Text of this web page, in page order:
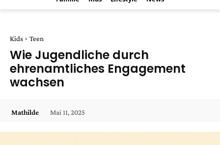
Kids Teen
Wie Jugendliche durch
ehrenamtliches Engagement
wachsen
Mathilde Mai 11, 2025